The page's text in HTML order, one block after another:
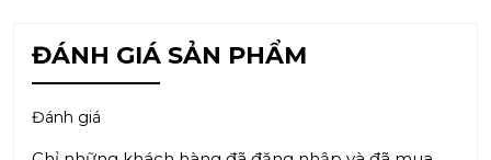
ĐÁNH GIÁ SẢN PHẨM
Đánh giá